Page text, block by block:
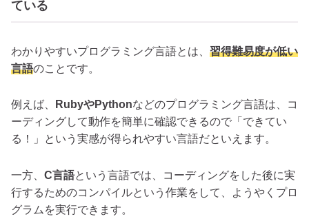
ている
わかりやすいプログラミング言語とは、 習得難易度が低い
言語のことです。
例えば、 RubyやPythonなどのプログラミング言語は、コ
ーディングして動作を簡単に確認できるので「できてい
る！」という実感が得られやすい言語だといえます。
一方、 C言語という言語では、コーディングをした後に実
行するためのコンパイルという作業をして、ようやくプロ
グラムを実行できます。